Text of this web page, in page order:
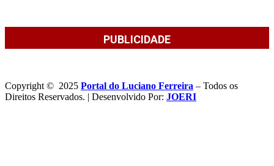
PUBLICIDADE
Copyright © 2025 Portal do Luciano Ferreira – Todos os
Direitos Reservados. | Desenvolvido Por: JOERI